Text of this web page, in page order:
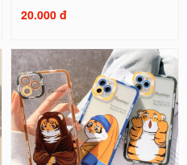
20.000 đ